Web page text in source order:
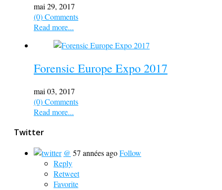
mai 29, 2017
(0) Comments
Read more...
Forensic Europe Expo 2017
mai 03, 2017
(0) Comments
Read more...
Twitter
@ 57 années agoFollow
Reply
Retweet
Favorite